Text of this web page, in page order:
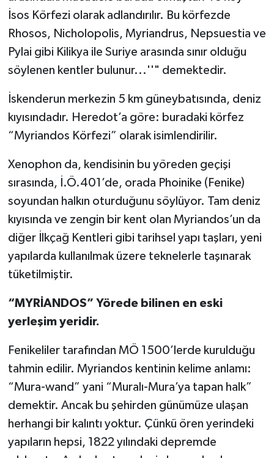
İsos Körfezi olarak adlandırılır. Bu körfezde
Rhosos, Nicholopolis, Myriandrus, Nepsuestia ve
Pylai gibi Kilikya ile Suriye arasında sınır olduğu
söylenen kentler bulunur...''" demektedir.
İskenderun merkezin 5 km güneybatısında, deniz
kıyısındadır. Heredot’a göre: buradaki körfez
“Myriandos Körfezi” olarak isimlendirilir.
Xenophon da, kendisinin bu yöreden geçişi
sırasında, İ.Ö.401’de, orada Phoinike (Fenike)
soyundan halkın oturduğunu söylüyor. Tam deniz
kıyısında ve zengin bir kent olan Myriandos’un da
diğer İlkçağ Kentleri gibi tarihsel yapı taşları, yeni
yapılarda kullanılmak üzere teknelerle taşınarak
tüketilmiştir.
“MYRİANDOS” Yörede bilinen en eski
yerleşim yeridir.
Fenikeliler tarafından MÖ 1500’lerde kurulduğu
tahmin edilir. Myriandos kentinin kelime anlamı:
“Mura-wand” yani “Muralı-Mura’ya tapan halk”
demektir. Ancak bu şehirden günümüze ulaşan
herhangi bir kalıntı yoktur. Çünkü ören yerindeki
yapıların hepsi, 1822 yılındaki depremde